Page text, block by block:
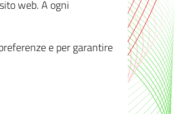
web. A ogni
e per garantire